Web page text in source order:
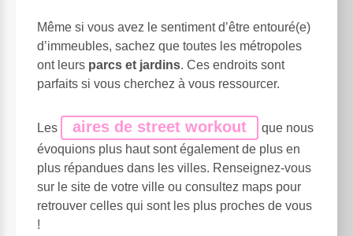
Même si vous avez le sentiment d’être entouré(e)
d’immeubles, sachez que toutes les métropoles
ont leurs parcs et jardins. Ces endroits sont
parfaits si vous cherchez à vous ressourcer.
Les aires de street workout
que nous
évoquions plus haut sont également de plus en
plus répandues dans les villes. Renseignez-vous
sur le site de votre ville ou consultez maps pour
retrouver celles qui sont les plus proches de vous
!